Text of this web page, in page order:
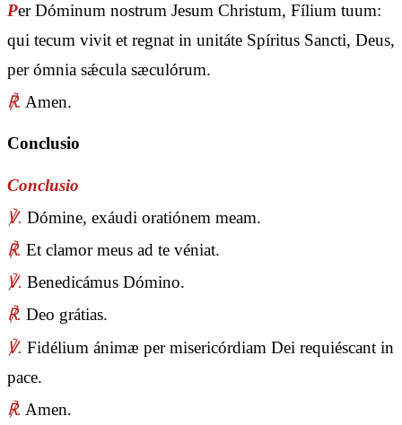
Per Dóminum nostrum Jesum Christum, Fílium tuum:
qui tecum vivit et regnat in unitáte Spíritus Sancti, Deus,
per ómnia sǽcula sæculórum.
℟. Amen.
Conclusio
Conclusio
℣. Dómine, exáudi oratiónem meam.
℟. Et clamor meus ad te véniat.
℣. Benedicámus Dómino.
℟. Deo grátias.
℣. Fidélium ánimæ per misericórdiam Dei requiéscant in
pace.
℟. Amen.